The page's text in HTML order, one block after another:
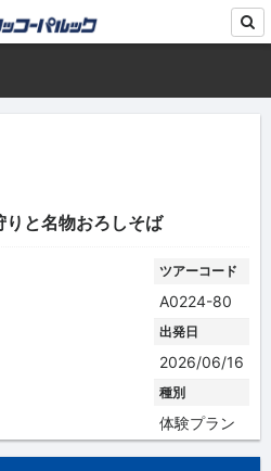
りと名物おろしそば
ツアーコード
A0224-80
出発日
2026/06/16
種別
体験プラン